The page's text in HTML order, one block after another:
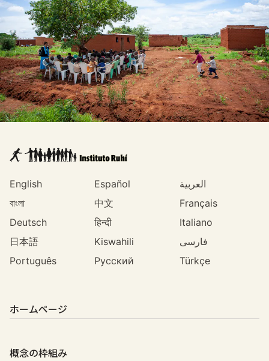
English Español
العربية
বাংলা
中文
Français
Deutsch
हिन्दी
Italiano
日本語
Kiswahili
فارسی
Português
Русский Türkçe
ホームページ
概念の枠組み